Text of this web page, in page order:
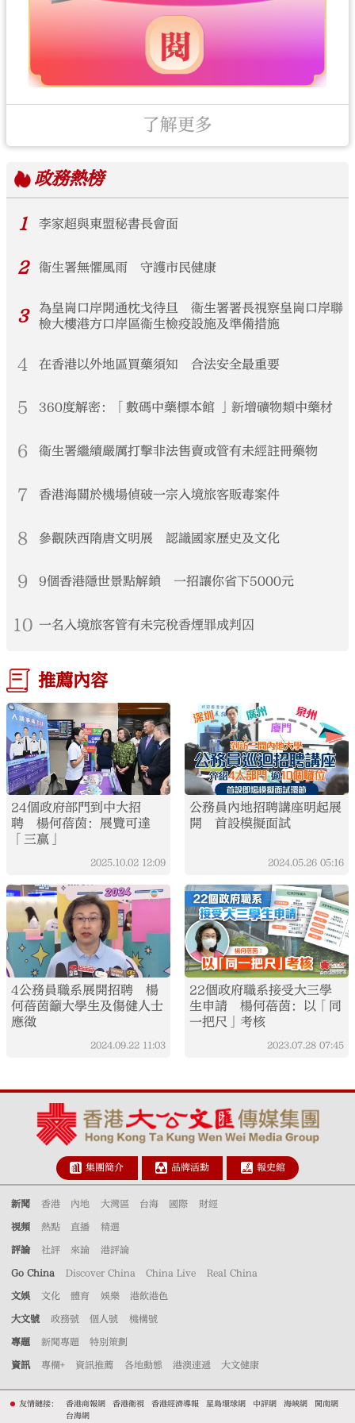
了解更多
政務熱榜
1 李家超與東盟秘書長會面
2 衞生署無懼風雨 守護市民健康
3
為皇崗口岸開通枕戈待旦 衞生署署長視察皇崗口岸聯
檢大樓港方口岸區衞生檢疫設施及準備措施
4 在香港以外地區買藥須知 合法安全最重要
5 360度解密：「數碼中藥標本館 」新增礦物類中藥材
6 衞生署繼續嚴厲打擊非法售賣或管有未經註冊藥物
7 香港海關於機場偵破一宗入境旅客販毒案件
8 參觀陝西隋唐文明展 認識國家歷史及文化
9 9個香港隱世景點解鎖 一招讓你省下5000元
10 一名入境旅客管有未完稅香煙罪成判囚
推薦內容
24個政府部門到中大招
聘 楊何蓓茵：展覽可達
「三贏」
2025.10.02 12:09
公務員內地招聘講座明起展
開 首設模擬面試
2024.05.26 05:16
4公務員職系展開招聘 楊
何蓓茵籲大學生及傷健人士
應徵
2024.09.22 11:03
22個政府職系接受大三學
生申請 楊何蓓茵：以「同
一把尺」考核
2023.07.28 07:45
集團簡介 品牌活動 報史館
新聞 香港 內地 大灣區 台海 國際 財經
視頻 熱點 直播 精選
評論 社評 來論 港評論
Go China Discover China China Live Real China
文娛 文化 體育 娛樂 港飲港色
大文號 政務號 個人號 機構號
專題 新聞專題 特別策劃
資訊 專欄+ 資訊推薦 各地動態 港澳速遞 大文健康
友情鏈接： 香港商報網 香港衛視 香港經濟導報 星島環球網 中評網 海峽網
閩南網
台海網